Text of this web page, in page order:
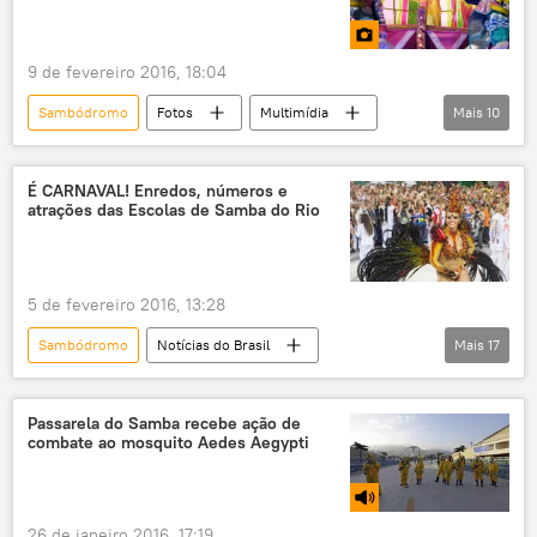
samba
Notícias do Brasil
9 de fevereiro 2016, 18:04
Sambódromo Fotos
Multimídia
Rio de Janeiro
Mangueira
Salgueiro
Vila Isabel
São Clemente
Imperatriz Leopoldinense
Mais 10
É CARNAVAL! Enredos, números e
atrações das Escolas de Samba do Rio
5 de fevereiro 2016, 13:28
Sambódromo
Notícias do Brasil
Notícias
Rio de Janeiro
Mangueira
Estácio de Sá
Imperatriz Leopoldinense
Mocidade
Beija-Flor
Portela
Mais 17
Passarela do Samba recebe ação de
combate ao mosquito Aedes Aegypti